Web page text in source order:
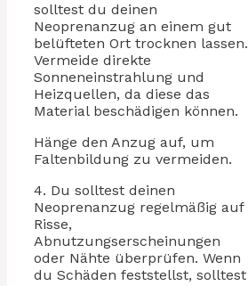
solltest du deinen
Neoprenanzug an einem gut
belüfteten Ort trocknen lassen.
Vermeide direkte
Sonneneinstrahlung und
Heizquellen, da diese das
Material beschädigen können.
Hänge den Anzug auf, um
Faltenbildung zu vermeiden.
4. Du solltest deinen
Neoprenanzug regelmäßig auf
Risse,
Abnutzungserscheinungen
oder Nähte überprüfen. Wenn
du Schäden feststellst, solltest